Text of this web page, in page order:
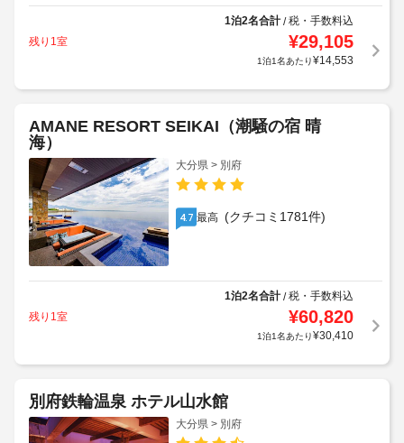
1泊2名合計/税・手数料込
残り1室
¥29,105
1泊1名あたり¥14,553
AMANE RESORT SEIKAI（潮騒の宿 晴
海）
大分県 > 別府
4.7 最高 (クチコミ1781件)
1泊2名合計/税・手数料込
残り1室
¥60,820
1泊1名あたり¥30,410
別府鉄輪温泉 ホテル山水館
大分県 > 別府